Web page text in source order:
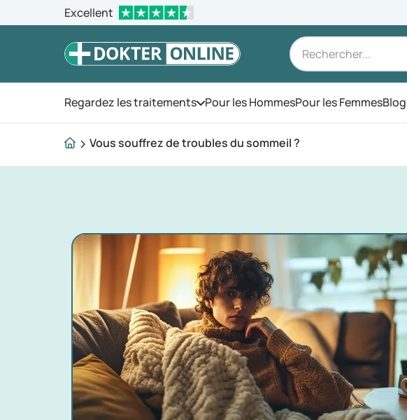
Excellent
Regardez les traitementsOuvrez le menu
Pour les HommesPour les FemmesBlog
Vous souffrez de troubles du sommeil ?